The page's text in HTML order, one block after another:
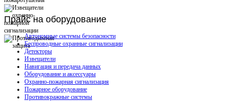
Прайсна оборудование
Автономные системы безопасности
Беспроводные охранные сигнализации
Детекторы
Извещатели
Навигация и передача данных
Оборудование и аксессуары
Охранно-пожарная сигнализация
Пожарное оборудование
Противокражные системы